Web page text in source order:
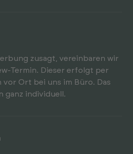
zusagt, verein­baren wir
Termin. Dieser erfolgt per
vor Ort bei uns im Büro. Das
ganz indivi­duell.